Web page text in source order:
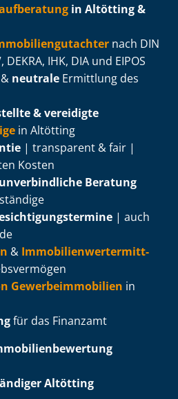
in Altötting &
nach DIN
DEKRA, IHK, DIA und EIPOS
& neutrale Ermittlung des
& vereidigte
in Altötting
| transparent & fair |
Kosten
unverbindliche Beratung
| auch
& Im­mo­bi­li­en­wert­ermitt­
Ge­wer­be­im­mo­bi­li­en in
für das Finanzamt
Altötting